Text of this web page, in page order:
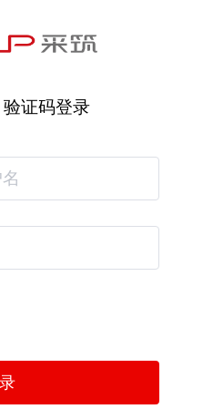
验证码登录